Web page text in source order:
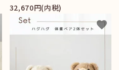
32,670円(内税)
favorite